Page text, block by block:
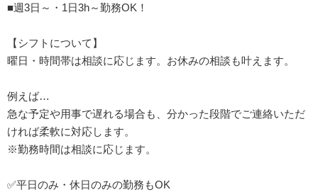
■週3日～・1日3h～勤務OK！
【シフトについて】
曜日・時間帯は相談に応じます。お休みの相談も叶えます。
例えば…
急な予定や用事で遅れる場合も、分かった段階でご連絡いただ
ければ柔軟に対応します。
※勤務時間は相談に応じます。
✅平日のみ・休日のみの勤務もOK